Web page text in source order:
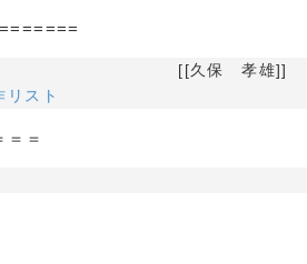
保 孝雄]]
リスト
＝＝